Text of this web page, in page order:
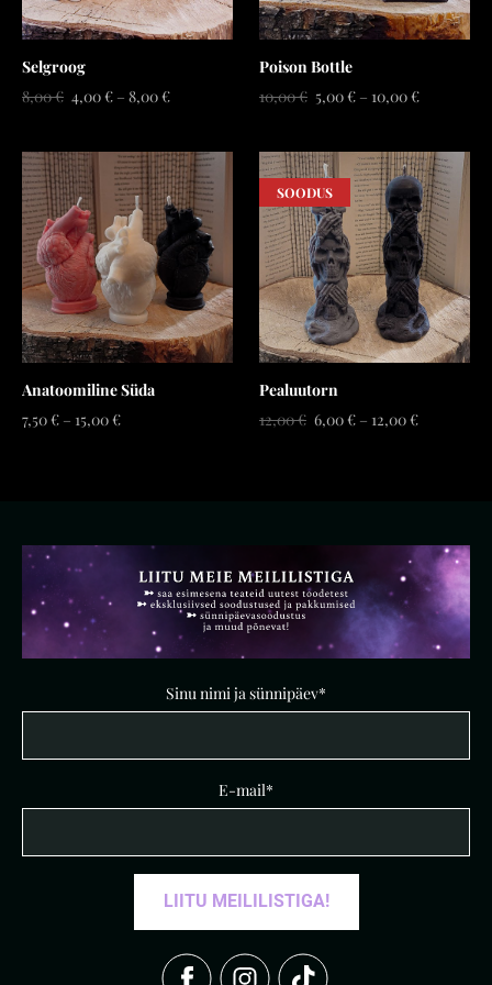
Selgroog
8,00 € 4,00 € – 8,00 €
Poison Bottle
10,00 € 5,00 € – 10,00 €
Anatoomiline Süda
7,50 € – 15,00 €
SOODUS
Pealuutorn
12,00 € 6,00 € – 12,00 €
Sinu nimi ja sünnipäev
E-mail